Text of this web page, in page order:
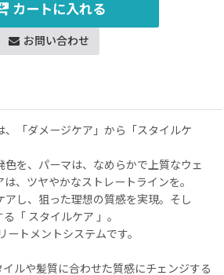
カートに入れる
お問い合わせ
、「ダメージケア」から「スタイルケ
色を、パーマは、なめらかで上質なウェ
、ツヤやかなストレートラインを。
アし、狙った理想の質感を実現。そし
「 スタイルケア 」。
ートメントシステムです。
ルや髪質に合わせた質感にチェンジする